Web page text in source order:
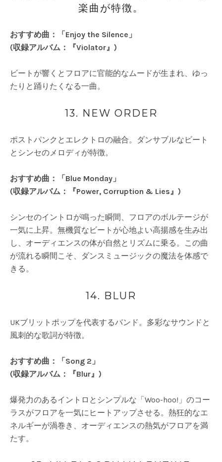
楽曲が特徴。
おすすめ曲：「Enjoy the Silence」
(収録アルバム：『Violator』)
ビートが響くとフロアに官能的なムードが生まれ、ゆっ
たりと踊りたくなる一曲。
13. NEW ORDER
ポストパンクとエレクトロの融合。ダンサブルなビート
とシンセのメロディが特徴。
おすすめ曲：「Blue Monday」
(収録アルバム：『Power, Corruption & Lies』)
シンセのイントロが鳴った瞬間、フロアのボルテージが
一気に上昇。無機質なビートが心地よい高揚感を生み出
し、オーディエンスの体が自然とリズムに乗る。この曲
が流れる瞬間こそ、ダンスミュージックの魔法を体感で
きる。
14. BLUR
UKブリットポップを代表するバンド。多彩なサウンドと
風刺的な歌詞が特徴。
おすすめ曲：「Song 2」
(収録アルバム：『Blur』)
爆発力のあるイントロとシンプルな「Woo-hoo!」のコー
ラスがフロアを一気にヒートアップさせる。熱狂的なエ
ネルギーが渦巻き、オーディエンスの熱気がフロアを満
たす。